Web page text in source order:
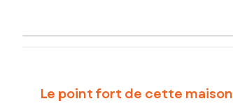
Le point fort de cette maison